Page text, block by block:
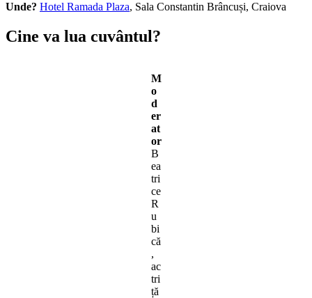
Unde? Hotel Ramada Plaza, Sala Constantin Brâncuși, Craiova
Cine va lua cuvântul?
M
o
d
er
at
or
B
ea
tri
ce
R
u
bi
că
,
ac
tri
ță